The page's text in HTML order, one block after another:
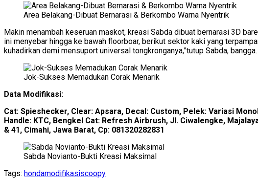
Area Belakang-Dibuat Bernarasi & Berkombo Warna Nyentrik
Makin menambah keseruan maskot, kreasi Sabda dibuat bernarasi 3D
ini menyebar hingga ke bawah floorboar, berikut sektor kaki yang
kuhadirkan demi mensuport universal tongkronganya,”tutup Sabda, bangga.
Jok-Sukses Memadukan Corak Menarik
Data Modifikasi:
Cat: Spieshecker, Clear: Apsara, Decal: Custom, Pelek: Variasi
Handle: KTC, Bengkel Cat: Refresh Airbrush, Jl. Ciwalengke,
& 41, Cimahi, Jawa Barat, Cp: 081320282831
Sabda Novianto-Bukti Kreasi Maksimal
Tags: hondamodifikasiscoopy